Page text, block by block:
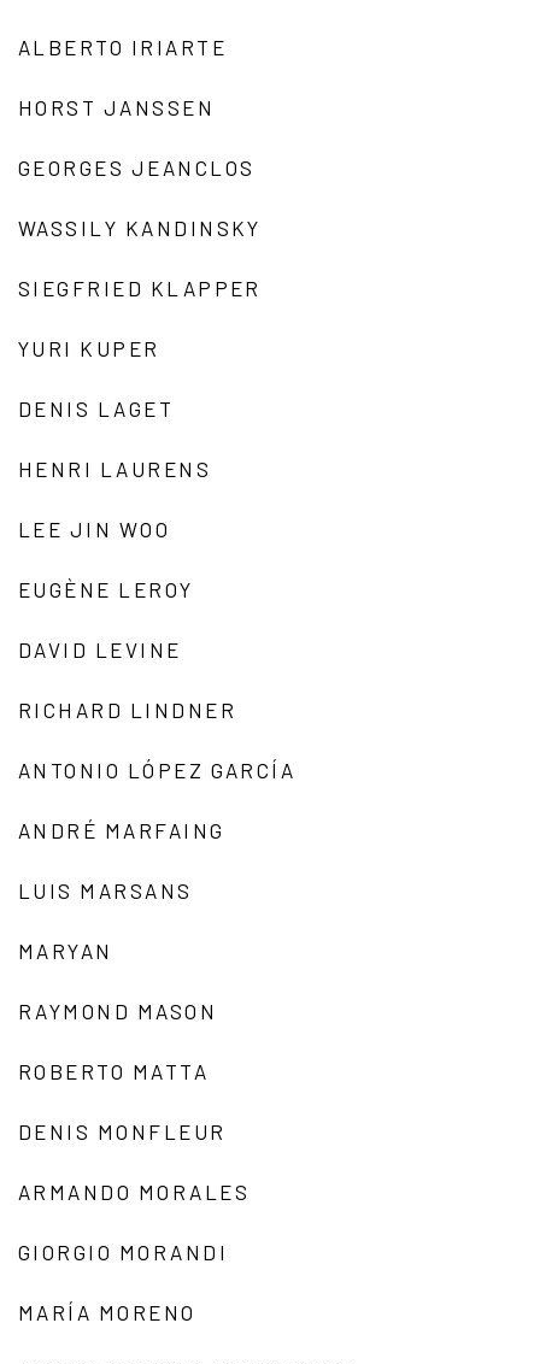
ALBERTO IRIARTE
HORST JANSSEN
GEORGES JEANCLOS
WASSILY KANDINSKY
SIEGFRIED KLAPPER
YURI KUPER
DENIS LAGET
HENRI LAURENS
LEE JIN WOO
EUGÈNE LEROY
DAVID LEVINE
RICHARD LINDNER
ANTONIO LÓPEZ GARCÍA
ANDRÉ MARFAING
LUIS MARSANS
MARYAN
RAYMOND MASON
ROBERTO MATTA
DENIS MONFLEUR
ARMANDO MORALES
GIORGIO MORANDI
MARÍA MORENO